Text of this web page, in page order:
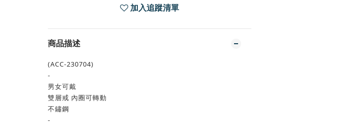
加入追蹤清單
商品描述
(ACC-230704)
-
男女可戴
雙層戒 內圈可轉動
不鏽鋼
-